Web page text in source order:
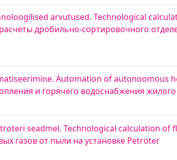
arvutused. Technological
дробильно-сортировочного
Automation of autonoomous
и горячего водоснабжения
seadmel. Technological calculation of
газов от пыли на установке Petroter